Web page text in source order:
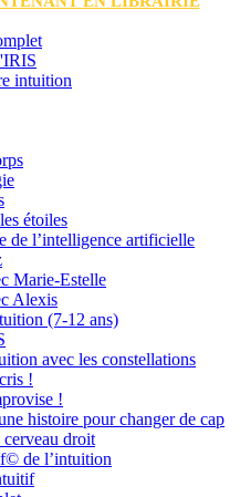
intuition
étoiles
de l’intelligence artificielle
Marie-Estelle
Alexis
(7-12 ans)
avec les constellations
!
!
histoire pour changer de cap
cerveau droit
de l’intuition